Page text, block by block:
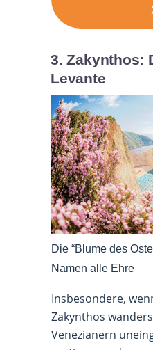
3. Zakynthos:
Levante
Die “Blume des
Namen alle Ehre
Insbesondere,
Zakynthos
Venezianern